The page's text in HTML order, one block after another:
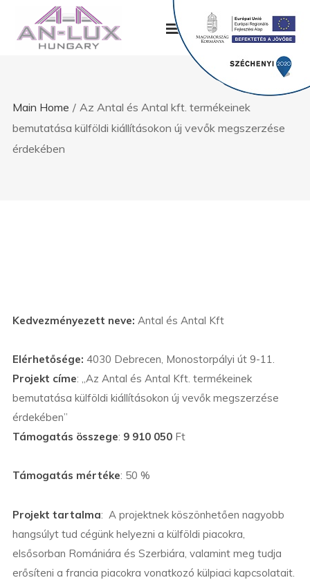
Main Home / Az Antal és Antal kft. termékeinek
bemutatása külföldi kiállításokon új vevők megszerzése
érdekében
Kedvezményezett neve: Antal és Antal Kft
Elérhetősége: 4030 Debrecen, Monostorpályi út 9-11.
Projekt címe: „Az Antal és Antal Kft. termékeinek
bemutatása külföldi kiállításokon új vevők megszerzése
érdekében”
Támogatás összege: 9 910 050 Ft
Támogatás mértéke: 50 %
Projekt tartalma: A projektnek köszönhetően nagyobb
hangsúlyt tud cégünk helyezni a külföldi piacokra,
elsősorban Romániára és Szerbiára, valamint meg tudja
erősíteni a francia piacokra vonatkozó külpiaci kapcsolatait.